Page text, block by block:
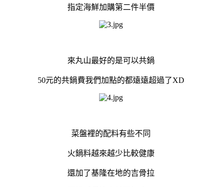
指定海鮮加購第二件半價
來丸山最好的是可以共鍋
50元的共鍋費我們加點的都遠遠超過了XD
菜盤裡的配料有些不同
火鍋料越來越少比較健康
還加了基隆在地的吉骨拉